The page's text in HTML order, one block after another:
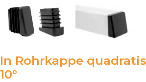
In Rohrkappe
10°